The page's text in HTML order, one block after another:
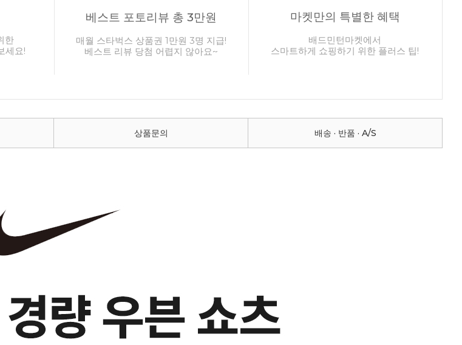
한
세요!
베스트 포토리뷰 총 3만원
매월 스타벅스 상품권 1만원 3명 지급!
베스트 리뷰 당첨 어렵지 않아요~
마켓만의 특별한 혜택
배드민턴마켓에서
스마트하게 쇼핑하기 위한 플러스 팁!
상품문의 배송 · 반품 · A/S